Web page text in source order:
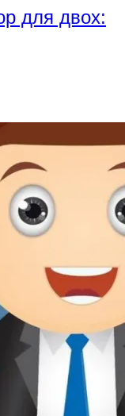
для двох: